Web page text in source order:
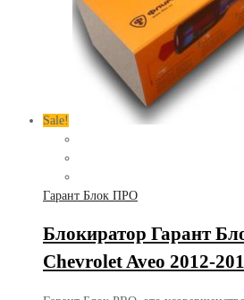
Sale!
Гарант Блок ПРО
Блокиратор Гарант
Chevrolet Aveo 2012-